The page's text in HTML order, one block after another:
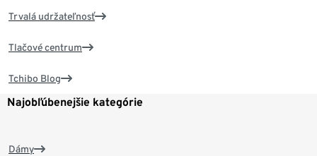
Trvalá udržateľnosť
Tlačové centrum
Tchibo Blog
Najobľúbenejšie kategórie
Dámy